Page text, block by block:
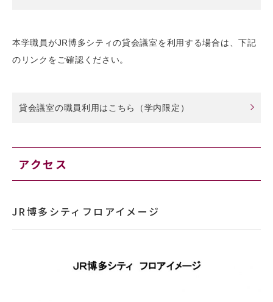
本学職員がJR博多シティの貸会議室を利用する場合は、下記
のリンクをご確認ください。
貸会議室の職員利用はこちら（学内限定）
アクセス
JR博多シティフロアイメージ